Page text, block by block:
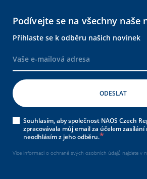
Podívejte se na všechny naše
Přihlaste se k odběru našich novinek
Souhlasím, aby společnost NAOS Czech
zpracovávala můj email za účelem
neodhlásím z jeho odběru.
Více informací o ochraně svých osobních údajů najdete v